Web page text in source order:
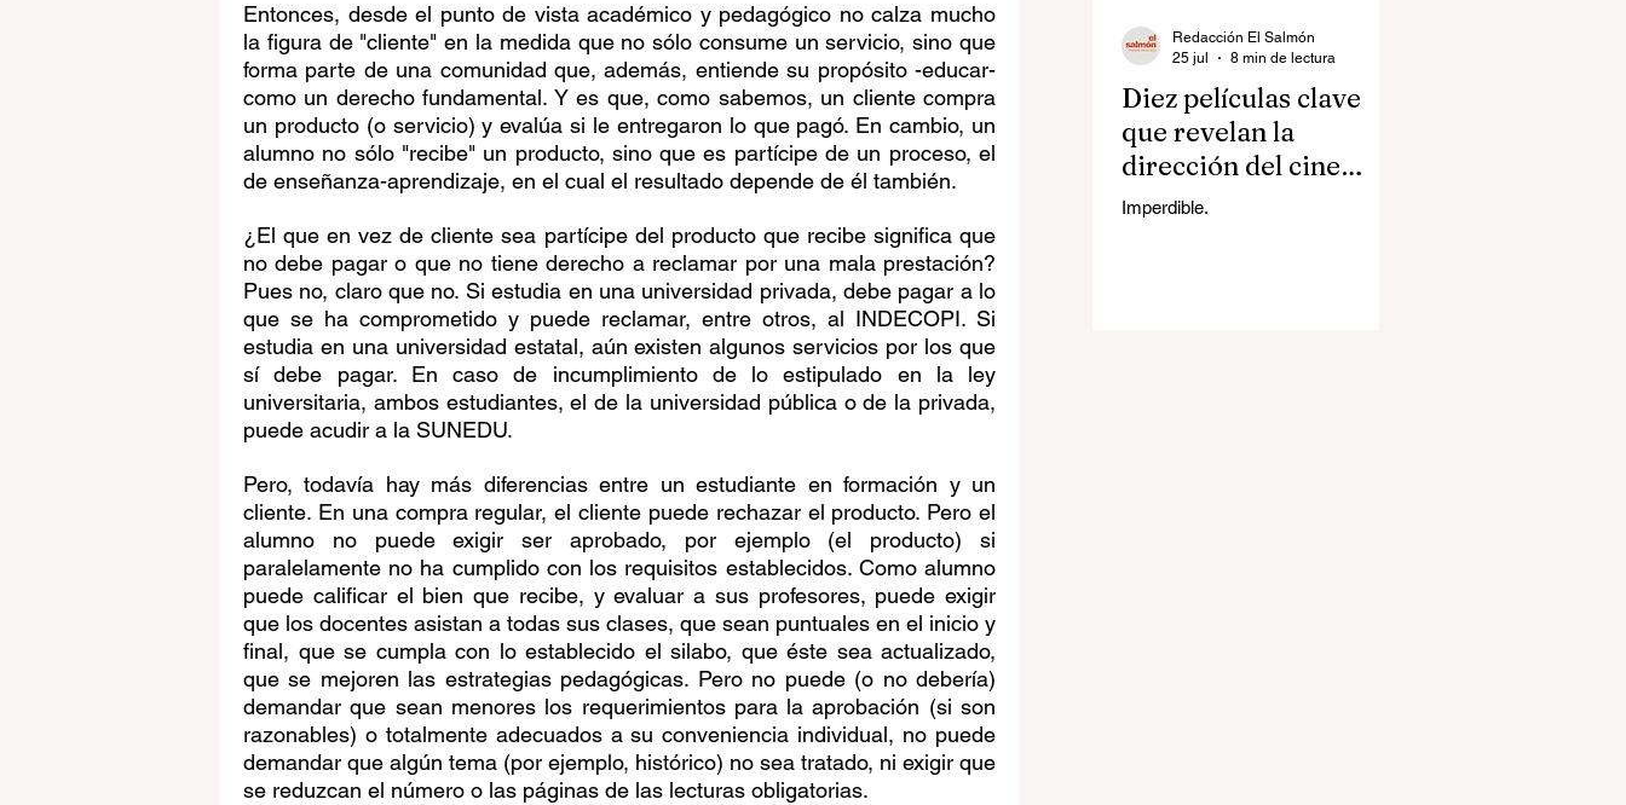
Entonces, desde el punto de vista académico y pedagógico no calza mucho
la figura de "cliente" en la medida que no sólo consume un servicio, sino que
forma parte de una comunidad que, además, entiende su propósito -educar-
como un derecho fundamental. Y es que, como sabemos, un cliente compra
un producto (o servicio) y evalúa si le entregaron lo que pagó. En cambio, un
alumno no sólo "recibe" un producto, sino que es partícipe de un proceso, el
de enseñanza-aprendizaje, en el cual el resultado depende de él también.
¿El que en vez de cliente sea partícipe del producto que recibe significa que
no debe pagar o que no tiene derecho a reclamar por una mala prestación?
Pues no, claro que no. Si estudia en una universidad privada, debe pagar a lo
que se ha comprometido y puede reclamar, entre otros, al INDECOPI. Si
estudia en una universidad estatal, aún existen algunos servicios por los que
sí debe pagar. En caso de incumplimiento de lo estipulado en la ley
universitaria, ambos estudiantes, el de la universidad pública o de la privada,
puede acudir a la SUNEDU.
Pero, todavía hay más diferencias entre un estudiante en formación y un
cliente. En una compra regular, el cliente puede rechazar el producto. Pero el
alumno no puede exigir ser aprobado, por ejemplo (el producto) si
paralelamente no ha cumplido con los requisitos establecidos. Como alumno
puede calificar el bien que recibe, y evaluar a sus profesores, puede exigir
que los docentes asistan a todas sus clases, que sean puntuales en el inicio y
final, que se cumpla con lo establecido el silabo, que éste sea actualizado,
que se mejoren las estrategias pedagógicas. Pero no puede (o no debería)
demandar que sean menores los requerimientos para la aprobación (si son
razonables) o totalmente adecuados a su conveniencia individual, no puede
demandar que algún tema (por ejemplo, histórico) no sea tratado, ni exigir que
se reduzcan el número o las páginas de las lecturas obligatorias.
Diez películas clave
que revelan la
dirección del cine
contemporáneo
Imperdible.
Redacción El Salmón
25 jul
8 min de lectura